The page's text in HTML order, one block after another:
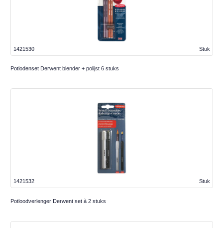
Stuk
1421530
Potlodenset Derwent blender + polijst 6 stuks
Stuk
1421532
Potloodverlenger Derwent set à 2 stuks